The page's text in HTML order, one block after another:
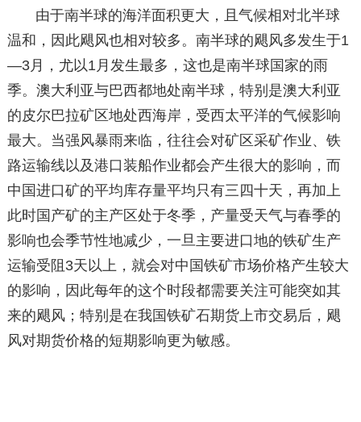
由于南半球的海洋面积更大，且气候相对北半球
温和，因此飓风也相对较多。南半球的飓风多发生于1
—3月，尤以1月发生最多，这也是南半球国家的雨
季。澳大利亚与巴西都地处南半球，特别是澳大利亚
的皮尔巴拉矿区地处西海岸，受西太平洋的气候影响
最大。当强风暴雨来临，往往会对矿区采矿作业、铁
路运输线以及港口装船作业都会产生很大的影响，而
中国进口矿的平均库存量平均只有三四十天，再加上
此时国产矿的主产区处于冬季，产量受天气与春季的
影响也会季节性地减少，一旦主要进口地的铁矿生产
运输受阻3天以上，就会对中国铁矿市场价格产生较大
的影响，因此每年的这个时段都需要关注可能突如其
来的飓风；特别是在我国铁矿石期货上市交易后，飓
风对期货价格的短期影响更为敏感。